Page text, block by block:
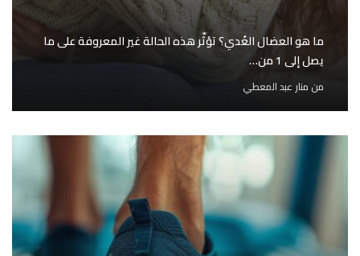
ما هو العضال الغُدي؟ تؤثّر هذه الحالة غير المعروفة على ما
يصل إلى 1 من…
من منار عبد المعطي